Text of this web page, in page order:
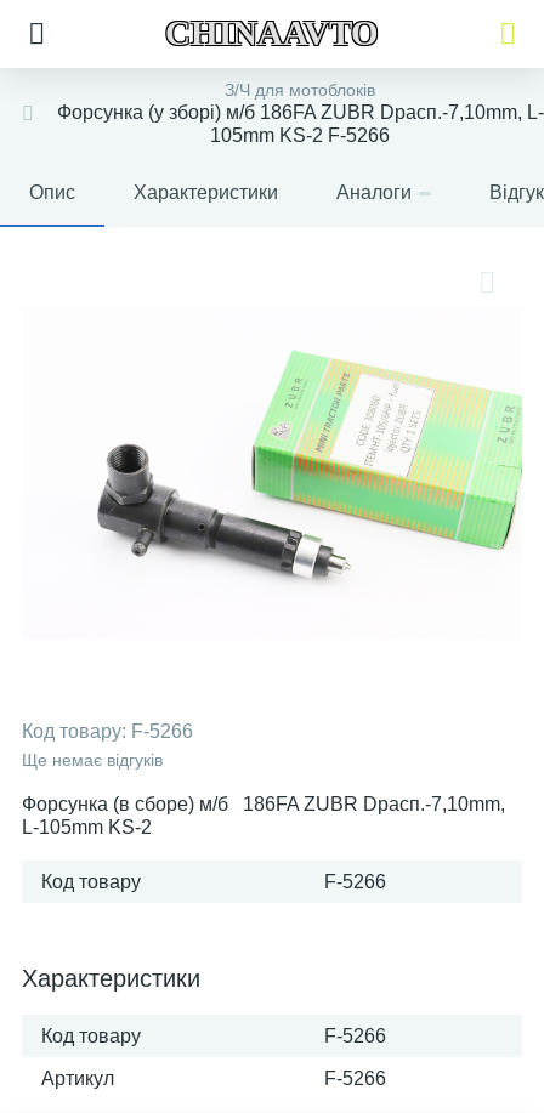
CHINAAVTO
З/Ч для мотоблоків
Форсунка (у зборі) м/б 186FA ZUBR Dрасп.-7,10mm, L-
105mm KS-2 F-5266
Опис Характеристики Аналоги
Код товару: F-5266
Ще немає відгуків
Форсунка (в сборе) м/б 186FA ZUBR Dрасп.-7,10mm,
L-105mm KS-2
Код товару F-5266
Характеристики
Код товару F-5266
Артикул F-5266